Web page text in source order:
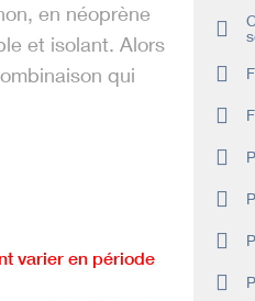
en néoprène
et isolant. Alors
qui
varier en période